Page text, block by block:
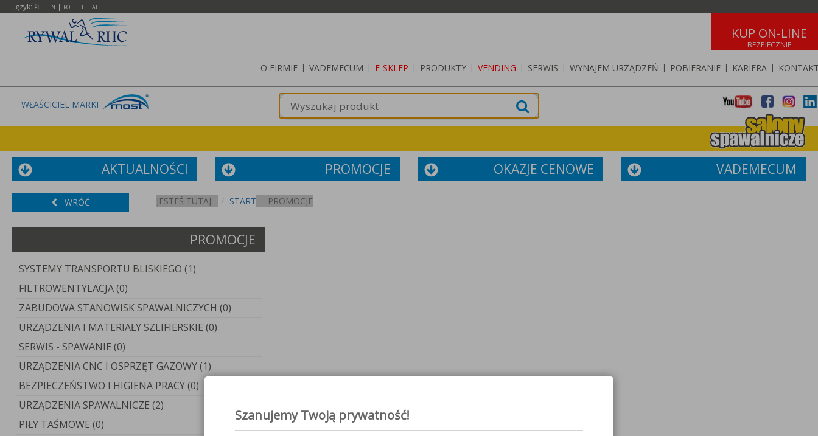
Język: PL | EN | RO | LT | AE
KUP ON-LINE
O FIRMIE | VADEMECUM | E-SKLEP | PRODUKTY | VENDING | SERWIS | WYNAJEM URZĄDZEŃ | POBIERANIE | KARIERA |
WŁAŚCICIEL MARKI
AKTUALNOŚCI PROMOCJE OKAZJE CENOWE VADEMECUM
WRÓĆ JESTEŚ TUTAJ: START PROMOCJE
PROMOCJE
SYSTEMY TRANSPORTU BLISKIEGO (1)
FILTROWENTYLACJA (0)
ZABUDOWA STANOWISK SPAWALNICZYCH (0)
URZĄDZENIA I MATERIAŁY SZLIFIERSKIE (0)
SERWIS - SPAWANIE (0)
URZĄDZENIA CNC I OSPRZĘT GAZOWY (1)
BEZPIECZEŃSTWO I HIGIENA PRACY (0)
URZĄDZENIA SPAWALNICZE (2)
PIŁY TAŚMOWE (0)
Szanujemy Twoją prywatność!